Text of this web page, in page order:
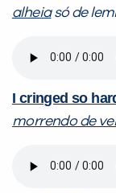
alheiasó de
I cringed so
morrendo de